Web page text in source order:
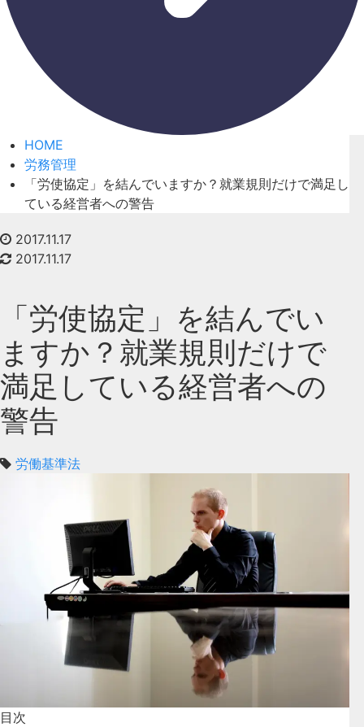
HOME
労務管理
「労使協定」を結んでいますか？就業規則だけで満足し
ている経営者への警告
2017.11.17
2017.11.17
「労使協定」を結んでい
ますか？就業規則だけで
満足している経営者への
警告
労働基準法
目次